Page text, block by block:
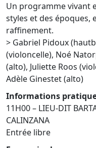
Un programme vivant
styles et des époques,
raffinement.
> Gabriel Pidoux
(violoncelle), Noé
(alto), Juliette Roos
Adèle Ginestet (alto)
Informations
11H00 – LIEU-DIT
CALINZANA
Entrée libre